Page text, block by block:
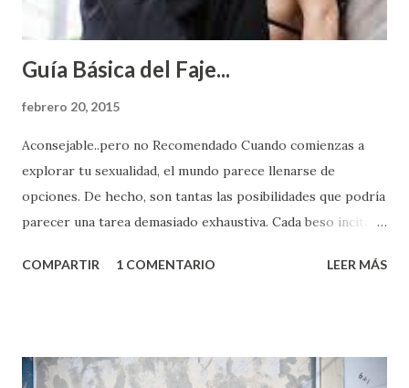
Guía Básica del Faje...
febrero 20, 2015
Aconsejable..pero no Recomendado Cuando comienzas a
explorar tu sexualidad, el mundo parece llenarse de
opciones. De hecho, son tantas las posibilidades que podría
parecer una tarea demasiado exhaustiva. Cada beso incita
partes de ti que jamás hubieras imaginado. El problema es
conoces ni la mitad de lo que deberías saber. Pero incluso
COMPARTIR 1 COMENTARIO LEER MÁS